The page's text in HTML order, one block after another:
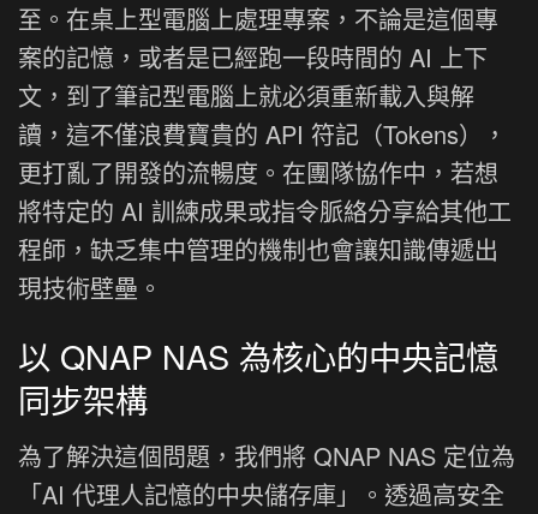
至。在桌上型電腦上處理專案，不論是這個專
案的記憶，或者是已經跑一段時間的 AI 上下
文，到了筆記型電腦上就必須重新載入與解
讀，這不僅浪費寶貴的 API 符記（Tokens），
更打亂了開發的流暢度。在團隊協作中，若想
將特定的 AI 訓練成果或指令脈絡分享給其他工
程師，缺乏集中管理的機制也會讓知識傳遞出
現技術壁壘。
以 QNAP NAS 為核心的中央記憶
同步架構
為了解決這個問題，我們將 QNAP NAS 定位為
「AI 代理人記憶的中央儲存庫」。透過高安全